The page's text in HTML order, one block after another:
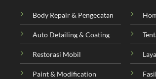
Body Repair & Pengecatan
Auto Detailing & Coating
Restorasi Mobil
Paint & Modification